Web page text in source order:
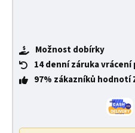
Možnost dobírky
14 denní záruka vrácení
97% zákazníků hodnotí